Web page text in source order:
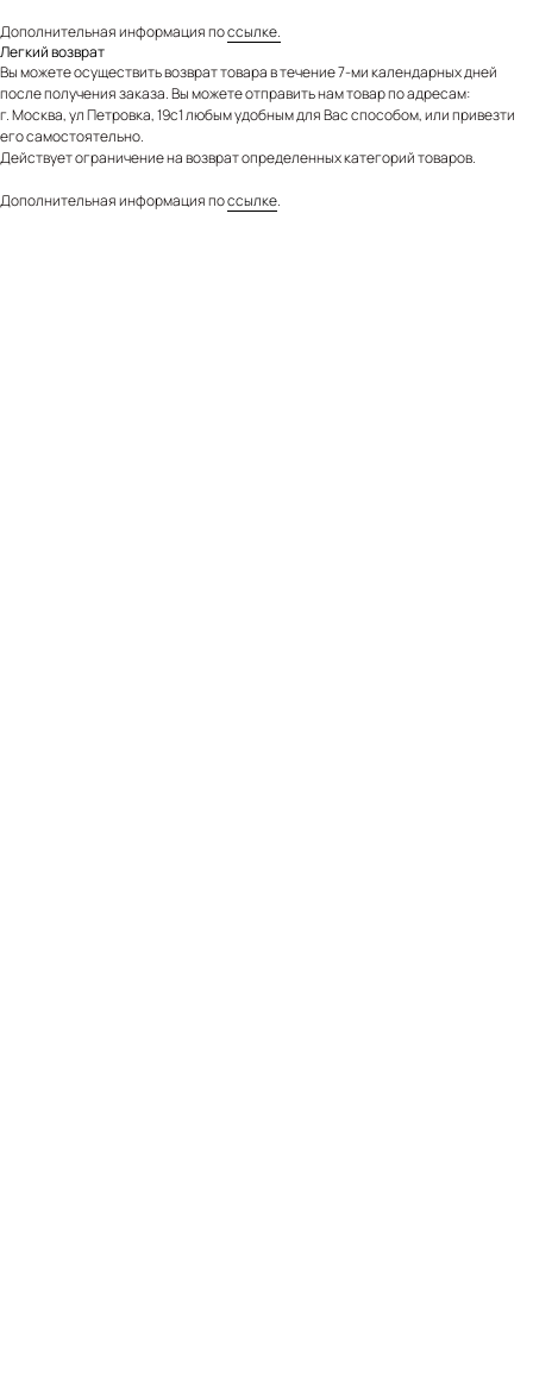
Дополнительная информация поссылке.
Легкий возврат
Вы можете осуществить возврат товара в течение 7-ми календарных дней
после получения заказа. Вы можете отправить нам товар по адресам:
г. Москва, ул Петровка, 19с1 любым удобным для Вас способом, или привезти
его самостоятельно.
Действует ограничение на возврат определенных категорий товаров.
Дополнительная информация поссылке.